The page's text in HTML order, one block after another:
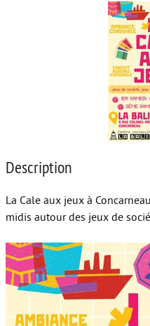
Face
Vie
Description
La Cale aux jeux à
midis autour des jeux de